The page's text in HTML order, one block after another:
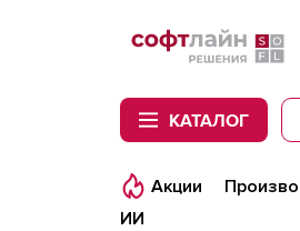
Softline
КАТАЛОГ
Акции
ИИ